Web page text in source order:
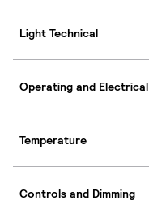
Light Technical
Operating and Electrical
Temperature
Controls and Dimming